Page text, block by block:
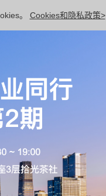
。 Cookies和隐私政策>